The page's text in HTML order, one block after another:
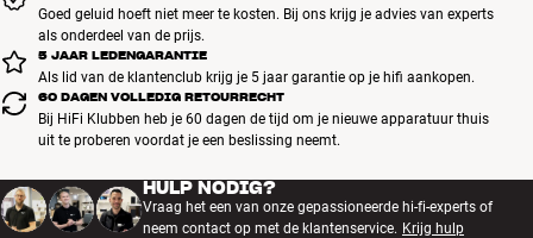
Goed geluid hoeft niet meer te kosten. Bij ons krijg je advies van experts
als onderdeel van de prijs.
5 JAAR LEDENGARANTIE
Als lid van de klantenclub krijg je 5 jaar garantie op je hifi aankopen.
60 DAGEN VOLLEDIG RETOURRECHT
Bij HiFi Klubben heb je 60 dagen de tijd om je nieuwe apparatuur thuis
uit te proberen voordat je een beslissing neemt.
HULP NODIG?
Vraag het een van onze gepassioneerde hi-fi-experts of
neem contact op met de klantenservice. Krijg hulp